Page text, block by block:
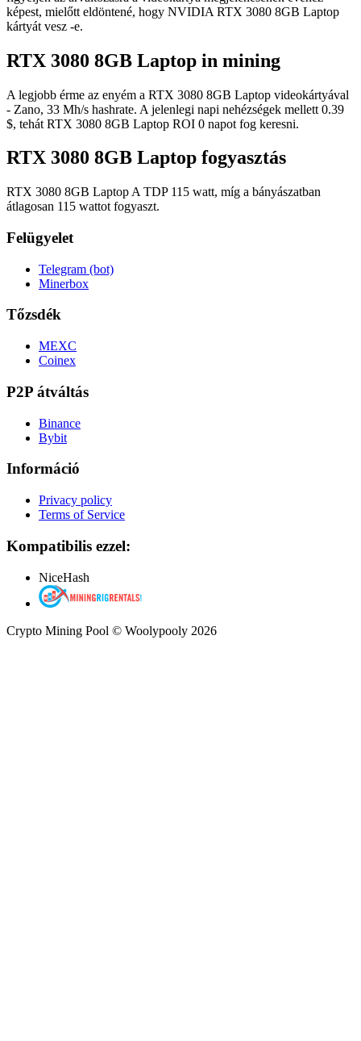
képest, mielőtt eldöntené, hogy NVIDIA RTX 3080 8GB Laptop
kártyát vesz -e.
RTX 3080 8GB Laptop in mining
A legjobb érme az enyém a RTX 3080 8GB Laptop videokártyával
- Zano, 33 Mh/s hashrate. A jelenlegi napi nehézségek mellett 0.39
$, tehát RTX 3080 8GB Laptop ROI 0 napot fog keresni.
RTX 3080 8GB Laptop fogyasztás
RTX 3080 8GB Laptop A TDP 115 watt, míg a bányászatban
átlagosan 115 wattot fogyaszt.
Felügyelet
Telegram (bot)
Minerbox
Tőzsdék
MEXC
Coinex
P2P átváltás
Binance
Bybit
Információ
Privacy policy
Terms of Service
Kompatibilis ezzel:
NiceHash
Crypto Mining Pool © Woolypooly 2026